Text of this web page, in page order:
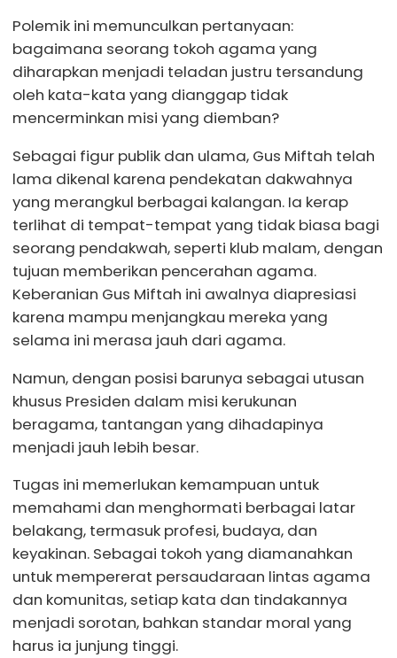
Polemik ini memunculkan pertanyaan:
bagaimana seorang tokoh agama yang
diharapkan menjadi teladan justru tersandung
oleh kata-kata yang dianggap tidak
mencerminkan misi yang diemban?
Sebagai figur publik dan ulama, Gus Miftah telah
lama dikenal karena pendekatan dakwahnya
yang merangkul berbagai kalangan. Ia kerap
terlihat di tempat-tempat yang tidak biasa bagi
seorang pendakwah, seperti klub malam, dengan
tujuan memberikan pencerahan agama.
Keberanian Gus Miftah ini awalnya diapresiasi
karena mampu menjangkau mereka yang
selama ini merasa jauh dari agama.
Namun, dengan posisi barunya sebagai utusan
khusus Presiden dalam misi kerukunan
beragama, tantangan yang dihadapinya
menjadi jauh lebih besar.
Tugas ini memerlukan kemampuan untuk
memahami dan menghormati berbagai latar
belakang, termasuk profesi, budaya, dan
keyakinan. Sebagai tokoh yang diamanahkan
untuk mempererat persaudaraan lintas agama
dan komunitas, setiap kata dan tindakannya
menjadi sorotan, bahkan standar moral yang
harus ia junjung tinggi.